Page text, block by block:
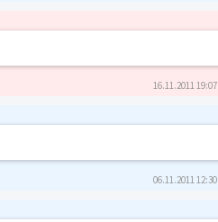
16.11.2011 19:07
06.11.2011 12:30